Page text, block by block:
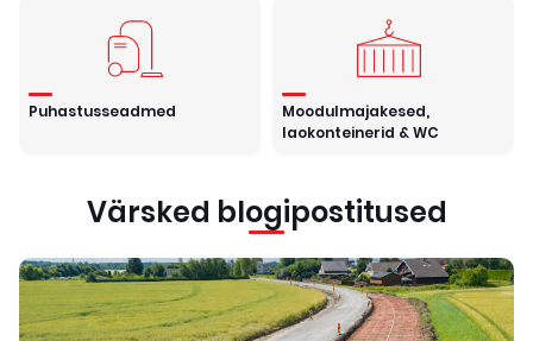
Puhastusseadmed
Moodulmajakesed,
laokonteinerid & WC
Värsked blogipostitused